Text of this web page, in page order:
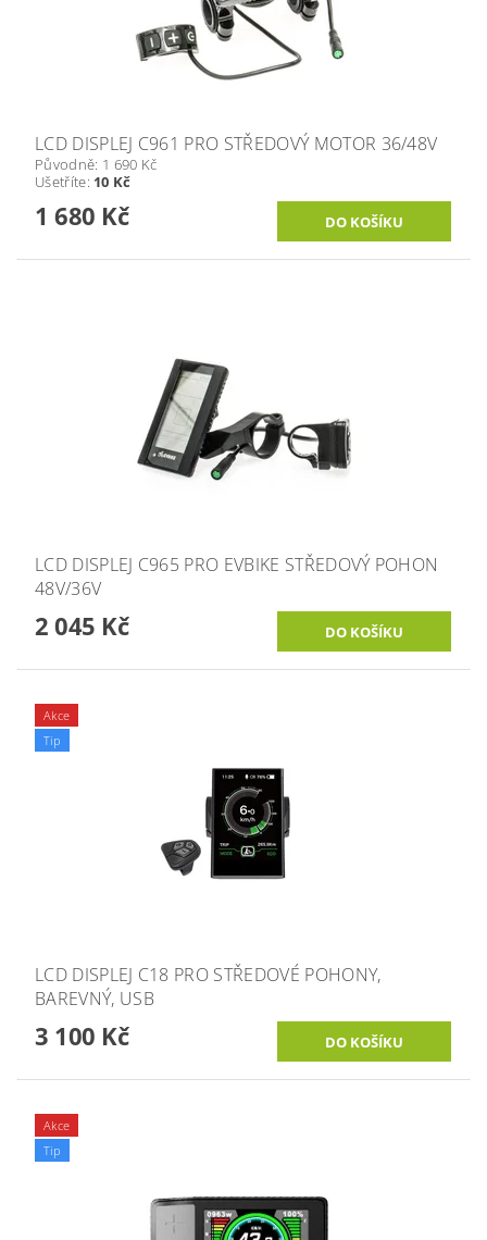
LCD DISPLEJ C961 PRO STŘEDOVÝ MOTOR 36/48V
Původně: 1 690 Kč
Ušetříte: 10 Kč
1 680 Kč
LCD DISPLEJ C965 PRO EVBIKE STŘEDOVÝ POHON
48V/36V
2 045 Kč
Akce
Tip
LCD DISPLEJ C18 PRO STŘEDOVÉ POHONY,
BAREVNÝ, USB
3 100 Kč
Akce
Tip